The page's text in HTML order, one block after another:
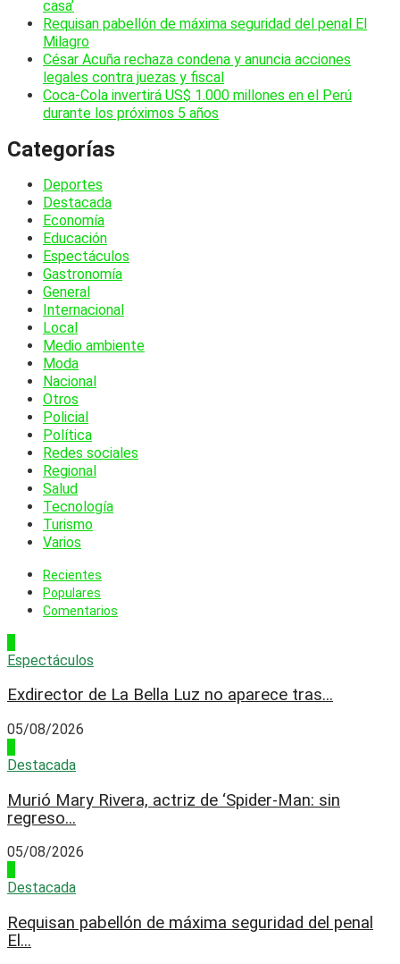
casa’
Requisan pabellón de máxima seguridad del penal El
Milagro
César Acuña rechaza condena y anuncia acciones
legales contra juezas y fiscal
Coca-Cola invertirá US$ 1.000 millones en el Perú
durante los próximos 5 años
Categorías
Deportes
Destacada
Economía
Educación
Espectáculos
Gastronomía
General
Internacional
Local
Medio ambiente
Moda
Nacional
Otros
Policial
Política
Redes sociales
Regional
Salud
Tecnología
Turismo
Varios
Recientes
Populares
Comentarios
Espectáculos
Exdirector de La Bella Luz no aparece tras...
05/08/2026
Destacada
Murió Mary Rivera, actriz de ‘Spider-Man: sin
regreso...
05/08/2026
Destacada
Requisan pabellón de máxima seguridad del penal
El...